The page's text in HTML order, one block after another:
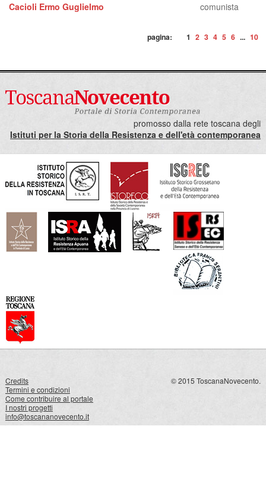
Cacioli Ermo Guglielmo comunista
pagina: 1 2 3 4 5 6 ... 10
promosso dalla rete toscana degli
Istituti per la Storia della Resistenza e dell'età contemporanea
Credits
Termini e condizioni
Come contribuire al portale
I nostri progetti
info@toscananovecento.it
© 2015 ToscanaNovecento.